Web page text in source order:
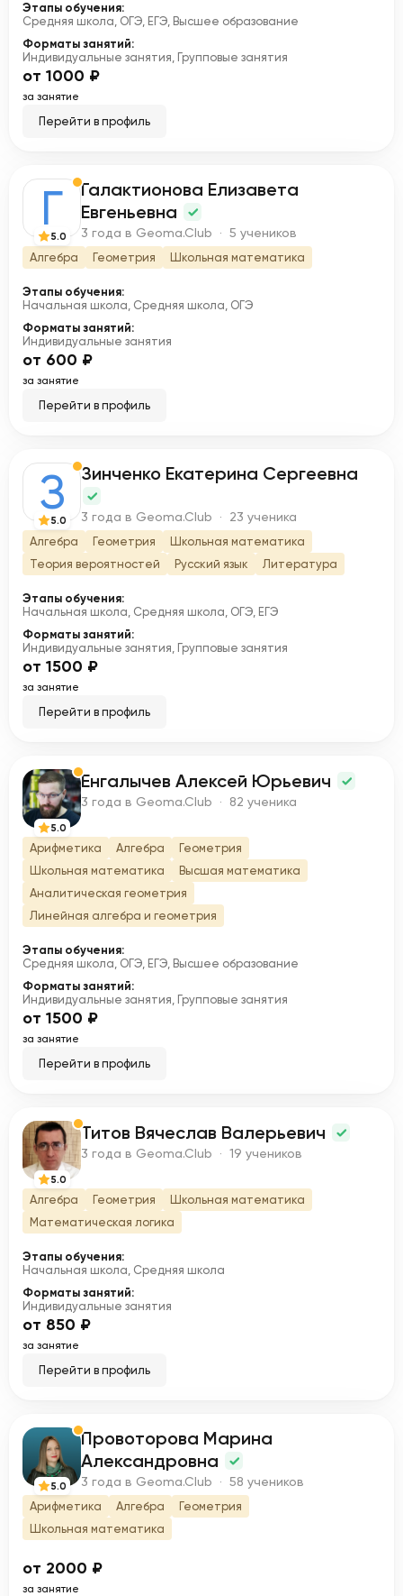
Этапы обучения:
Средняя школа, ОГЭ, ЕГЭ, Высшее образование
Форматы занятий:
Индивидуальные занятия, Групповые занятия
от 1000 ₽
за занятие
Перейти в профиль
Г
5.0
Галактионова Елизавета
Евгеньевна
3 года в Geoma.Club · 5 учеников
Алгебра Геометрия Школьная математика
Этапы обучения:
Начальная школа, Средняя школа, ОГЭ
Форматы занятий:
Индивидуальные занятия
от 600 ₽
за занятие
Перейти в профиль
З
5.0
Зинченко Екатерина Сергеевна
3 года в Geoma.Club · 23 ученика
Алгебра Геометрия
Школьная математика
Теория вероятностей
Русский язык Литература
Этапы обучения:
Начальная школа, Средняя школа, ОГЭ, ЕГЭ
Форматы занятий:
Индивидуальные занятия, Групповые занятия
от 1500 ₽
за занятие
Перейти в профиль
Е
5.0
Енгалычев Алексей Юрьевич
3 года в Geoma.Club · 82 ученика
Арифметика Алгебра
Геометрия
Школьная математика
Высшая математика
Аналитическая геометрия
Линейная алгебра и геометрия
Этапы обучения:
Средняя школа, ОГЭ, ЕГЭ, Высшее образование
Форматы занятий:
Индивидуальные занятия, Групповые занятия
от 1500 ₽
за занятие
Перейти в профиль
Т
5.0
Титов Вячеслав Валерьевич
3 года в Geoma.Club · 19 учеников
Алгебра Геометрия
Школьная математика
Математическая логика
Этапы обучения:
Начальная школа, Средняя школа
Форматы занятий:
Индивидуальные занятия
от 850 ₽
за занятие
Перейти в профиль
П
5.0
Провоторова Марина
Александровна
3 года в Geoma.Club · 58 учеников
Арифметика Алгебра
Геометрия
Школьная математика
от 2000 ₽
за занятие